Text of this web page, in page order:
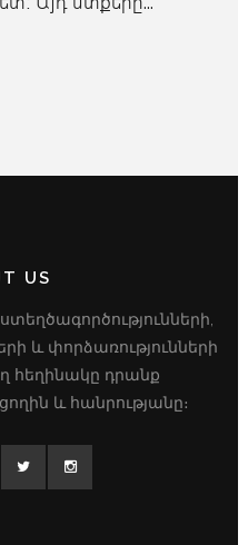
US
և փորձառությունների
հեղինակը դրանք
և հանրությանը։